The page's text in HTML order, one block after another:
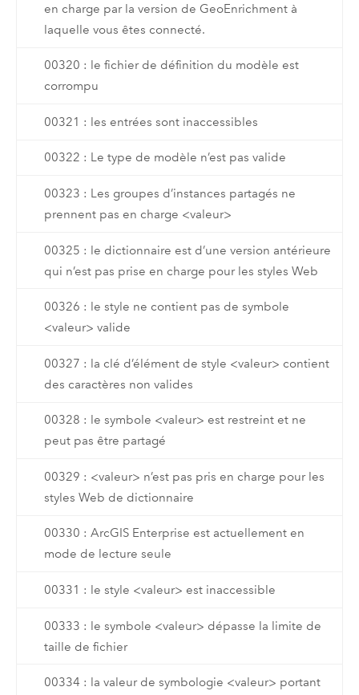
en charge par la version de GeoEnrichment à
laquelle vous êtes connecté.
00320 : le fichier de définition du modèle est
corrompu
00321 : les entrées sont inaccessibles
00322 : Le type de modèle n’est pas valide
00323 : Les groupes d’instances partagés ne
prennent pas en charge <valeur>
00325 : le dictionnaire est d’une version antérieure
qui n’est pas prise en charge pour les styles Web
00326 : le style ne contient pas de symbole
<valeur> valide
00327 : la clé d’élément de style <valeur> contient
des caractères non valides
00328 : le symbole <valeur> est restreint et ne
peut pas être partagé
00329 : <valeur> n’est pas pris en charge pour les
styles Web de dictionnaire
00330 : ArcGIS Enterprise est actuellement en
mode de lecture seule
00331 : le style <valeur> est inaccessible
00333 : le symbole <valeur> dépasse la limite de
taille de fichier
00334 : la valeur de symbologie <valeur> portant